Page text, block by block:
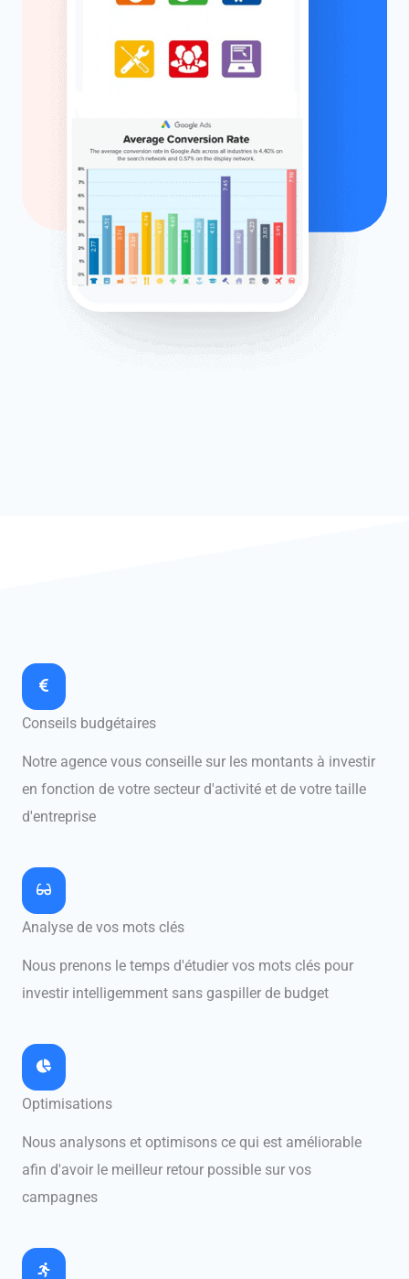
Conseils budgétaires
Notre agence vous conseille sur les montants à investir
en fonction de votre secteur d'activité et de votre taille
d'entreprise
Analyse de vos mots clés
Nous prenons le temps d'étudier vos mots clés pour
investir intelligemment sans gaspiller de budget
Optimisations
Nous analysons et optimisons ce qui est améliorable
afin d'avoir le meilleur retour possible sur vos
campagnes